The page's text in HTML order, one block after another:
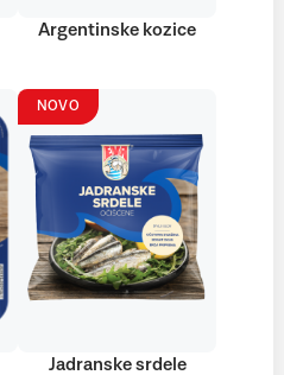
Argentinske kozice
NOVO
Jadranske srdele